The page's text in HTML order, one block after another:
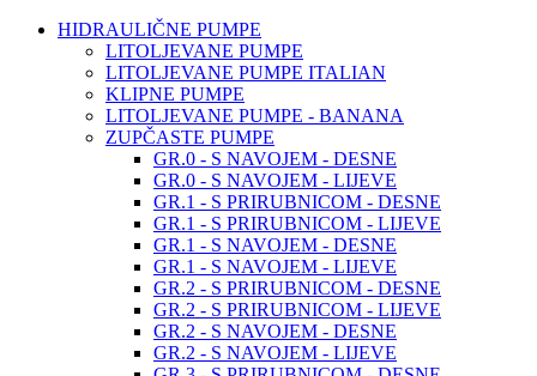
HIDRAULIČNE PUMPE
LITOLJEVANE PUMPE
LITOLJEVANE PUMPE ITALIAN
KLIPNE PUMPE
LITOLJEVANE PUMPE - BANANA
ZUPČASTE PUMPE
GR.0 - S NAVOJEM - DESNE
GR.0 - S NAVOJEM - LIJEVE
GR.1 - S PRIRUBNICOM - DESNE
GR.1 - S PRIRUBNICOM - LIJEVE
GR.1 - S NAVOJEM - DESNE
GR.1 - S NAVOJEM - LIJEVE
GR.2 - S PRIRUBNICOM - DESNE
GR.2 - S PRIRUBNICOM - LIJEVE
GR.2 - S NAVOJEM - DESNE
GR.2 - S NAVOJEM - LIJEVE